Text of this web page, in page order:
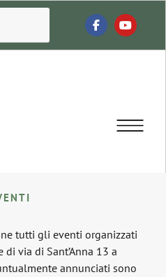
tutti gli eventi organizzati
via di Sant’Anna 13 a
annunciati sono